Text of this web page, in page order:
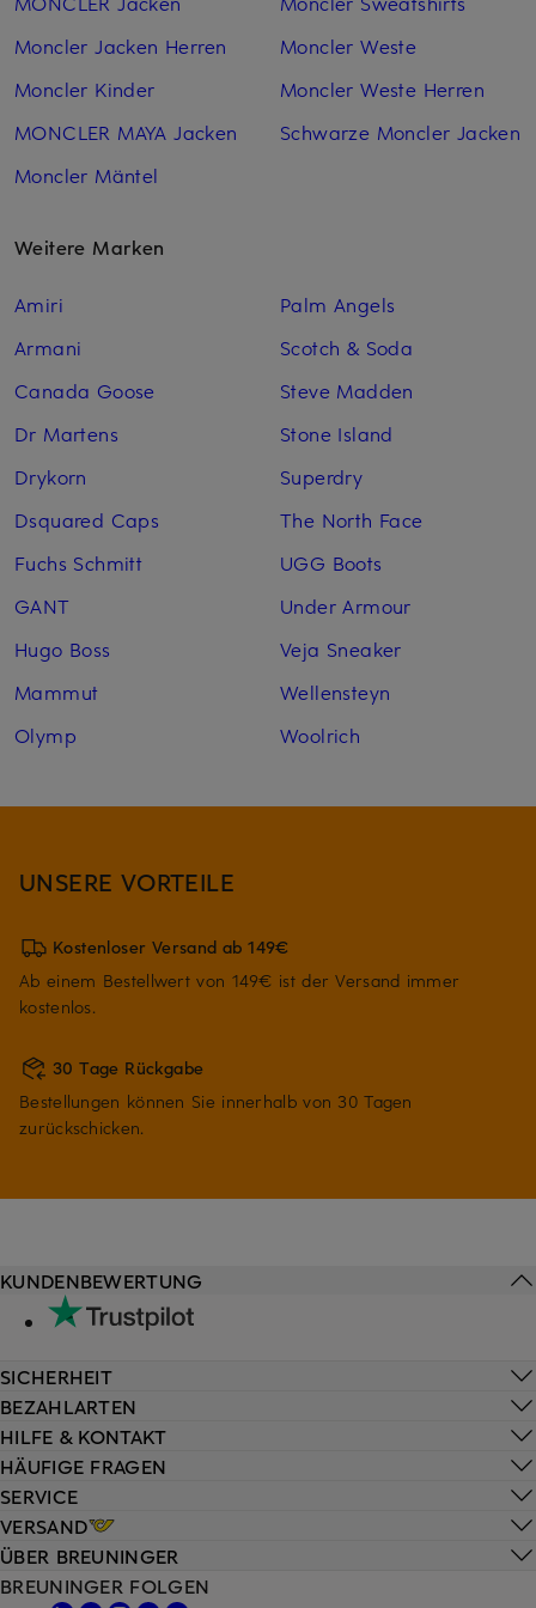
Moncler Jacken Herren
Moncler Kinder
MONCLER MAYA Jacken
Moncler Mäntel
Moncler Weste
Moncler Weste Herren
Schwarze Moncler Jacken
Weitere Marken
Amiri
Armani
Canada Goose
Dr Martens
Drykorn
Dsquared Caps
Fuchs Schmitt
GANT
Hugo Boss
Mammut
Olymp
Palm Angels
Scotch & Soda
Steve Madden
Stone Island
Superdry
The North Face
UGG Boots
Under Armour
Veja Sneaker
Wellensteyn
Woolrich
UNSERE VORTEILE
Kostenloser Versand ab 149€
Ab einem Bestellwert von 149€ ist der Versand immer
kostenlos.
30 Tage Rückgabe
Bestellungen können Sie innerhalb von 30 Tagen
zurückschicken.
HILFE & KONTAKT
HÄUFIGE FRAGEN
SERVICE
VERSAND
KUNDENBEWERTUNG
SICHERHEIT
BEZAHLARTEN
ÜBER BREUNINGER
BREUNINGER FOLGEN